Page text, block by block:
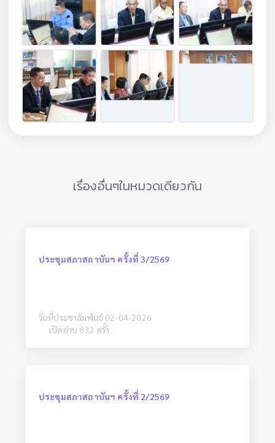
เรื่องอื่นๆในหมวดเดียวกัน
ประชุมสภาสถาบันฯ ครั้งที่ 3/2569
วันที่ประชาสัมพันธ์ 02-04-2026
เปิดอ่าน 832 ครั้ง
ประชุมสภาสถาบันฯ ครั้งที่ 2/2569